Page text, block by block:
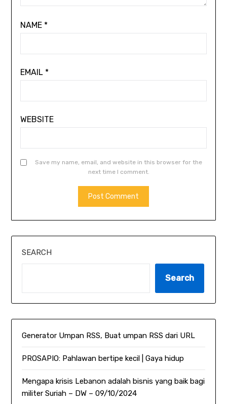
NAME *
EMAIL *
WEBSITE
Save my name, email, and website in this browser for the
next time I comment.
SEARCH
Search
Generator Umpan RSS, Buat umpan RSS dari URL
PROSAPIO: Pahlawan bertipe kecil | Gaya hidup
Mengapa krisis Lebanon adalah bisnis yang baik bagi
militer Suriah – DW – 09/10/2024